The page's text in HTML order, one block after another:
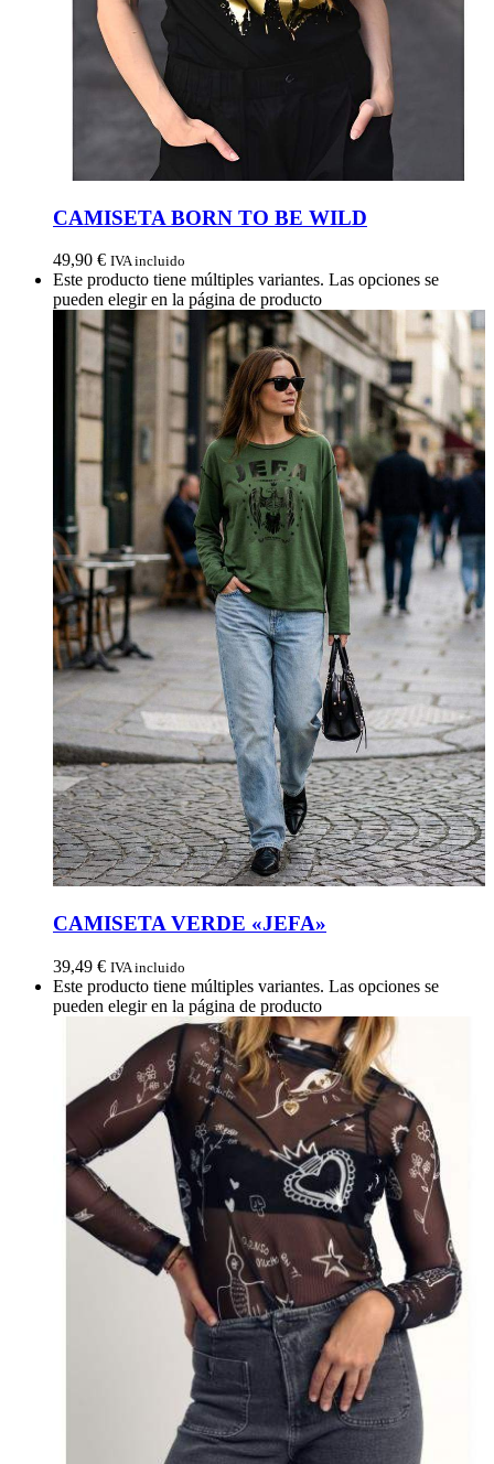
CAMISETA BORN TO BE WILD
49,90 € IVA incluido
Este producto tiene múltiples variantes. Las opciones se
pueden elegir en la página de producto
CAMISETA VERDE «JEFA»
39,49 € IVA incluido
Este producto tiene múltiples variantes. Las opciones se
pueden elegir en la página de producto